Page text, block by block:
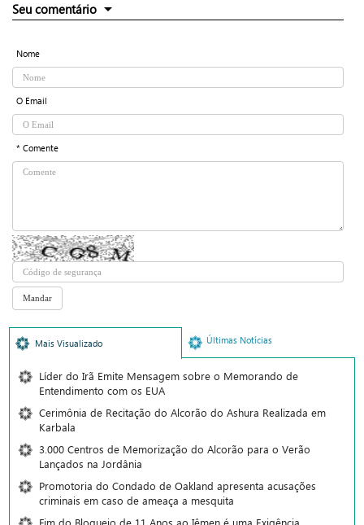
Seu comentário
Nome
O Email
* Comente
Mais Visualizado Últimas Notícias
Líder do Irã Emite Mensagem sobre o Memorando de
Entendimento com os EUA
Cerimônia de Recitação do Alcorão do Ashura Realizada em
Karbala
3.000 Centros de Memorização do Alcorão para o Verão
Lançados na Jordânia
Promotoria do Condado de Oakland apresenta acusações
criminais em caso de ameaça a mesquita